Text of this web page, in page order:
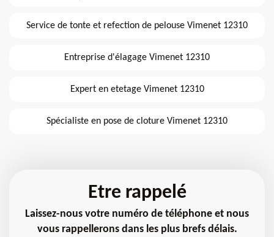
Service de tonte et refection de pelouse Vimenet 12310
Entreprise d'élagage Vimenet 12310
Expert en etetage Vimenet 12310
Spécialiste en pose de cloture Vimenet 12310
Etre rappelé
Laissez-nous votre numéro de téléphone et nous
vous rappellerons dans les plus brefs délais.